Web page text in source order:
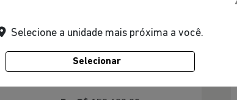
Selecione a unidade mais próxima a você.
Selecionar